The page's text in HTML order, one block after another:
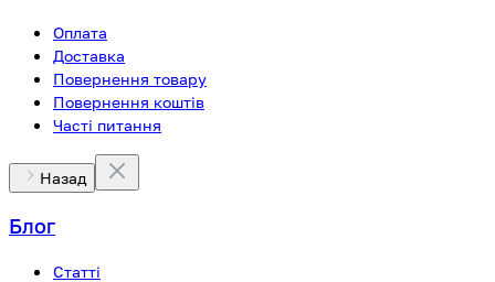
Оплата
Доставка
Повернення товару
Повернення коштів
Часті питання
Назад
Блог
Статті